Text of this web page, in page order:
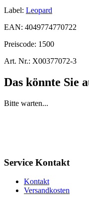
Label: Leopard
EAN: 4049774770722
Preiscode: 1500
Art. Nr.: X00377072-3
Das könnte Sie
Bitte warten...
Service Kontakt
Kontakt
Versandkosten